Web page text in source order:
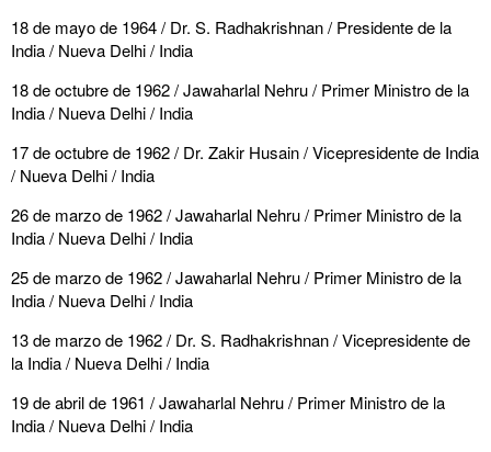
18 de mayo de 1964 / Dr. S. Radhakrishnan / Presidente de la
India / Nueva Delhi / India
18 de octubre de 1962 / Jawaharlal Nehru / Primer Ministro de la
India / Nueva Delhi / India
17 de octubre de 1962 / Dr. Zakir Husain / Vicepresidente de India
/ Nueva Delhi / India
26 de marzo de 1962 / Jawaharlal Nehru / Primer Ministro de la
India / Nueva Delhi / India
25 de marzo de 1962 / Jawaharlal Nehru / Primer Ministro de la
India / Nueva Delhi / India
13 de marzo de 1962 / Dr. S. Radhakrishnan / Vicepresidente de
la India / Nueva Delhi / India
19 de abril de 1961 / Jawaharlal Nehru / Primer Ministro de la
India / Nueva Delhi / India